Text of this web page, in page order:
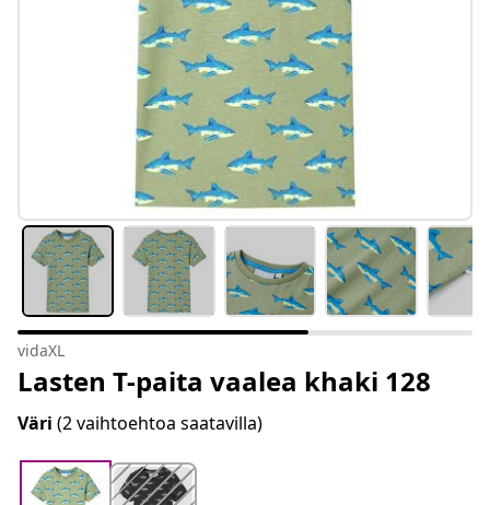
vidaXL
Lasten T-paita vaalea khaki 128
Väri (2 vaihtoehtoa saatavilla)